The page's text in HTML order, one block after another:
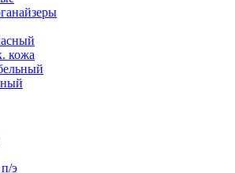
кожа
э